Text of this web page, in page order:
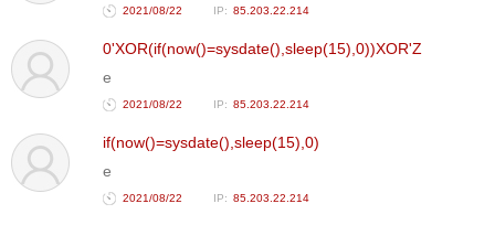
2021/08/22 85.203.22.214
0'XOR(if(now()=sysdate(),sleep(15),0))XOR'Z
e
2021/08/22 85.203.22.214
if(now()=sysdate(),sleep(15),0)
e
2021/08/22 85.203.22.214